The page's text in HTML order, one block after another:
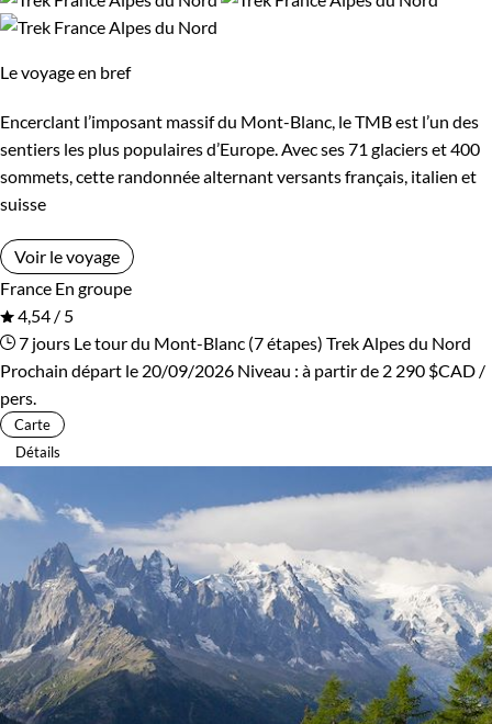
nécessaires et vous aider à planifier chaque détail de votre
Pour plus d'informations, contactez-nous et découvrez
comment nous pouvons faire de votre rêve d'aventure une
réalité.
Refuge, gîte, dortoir
Supérieur
Itinérance
Itinérant
Le voyage en bref
Encerclant l’imposant massif du Mont-Blanc, le TMB est l’un des
sentiers les plus populaires d’Europe. Avec ses 71 glaciers et 400
sommets, cette randonnée alternant versants français, italien et
suisse
Voir le voyage
France En groupe
4,54 / 5
7 jours Le tour du Mont-Blanc (7 étapes) Trek Alpes du Nord
Prochain départ le 20/09/2026 Niveau : à partir de 2 290 $CAD /
pers.
Carte
Détails